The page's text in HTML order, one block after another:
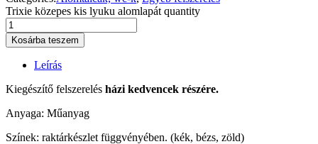
Trixie közepes kis lyuku alomlapát quantity
Kosárba teszem
Leírás
Kiegészítő felszerelés házi kedvencek részére.
Anyaga: Műanyag
Színek: raktárkészlet függvényében. (kék, bézs, zöld)